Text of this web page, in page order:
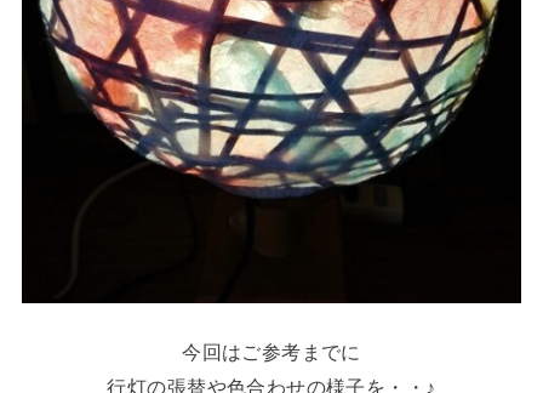
今回はご参考までに
行灯の張替や色合わせの様子を・・♪